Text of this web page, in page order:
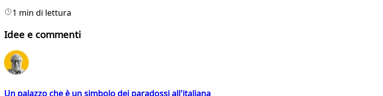
1 min di lettura
Idee e commenti
Un palazzo che è un simbolo dei paradossi all'italiana